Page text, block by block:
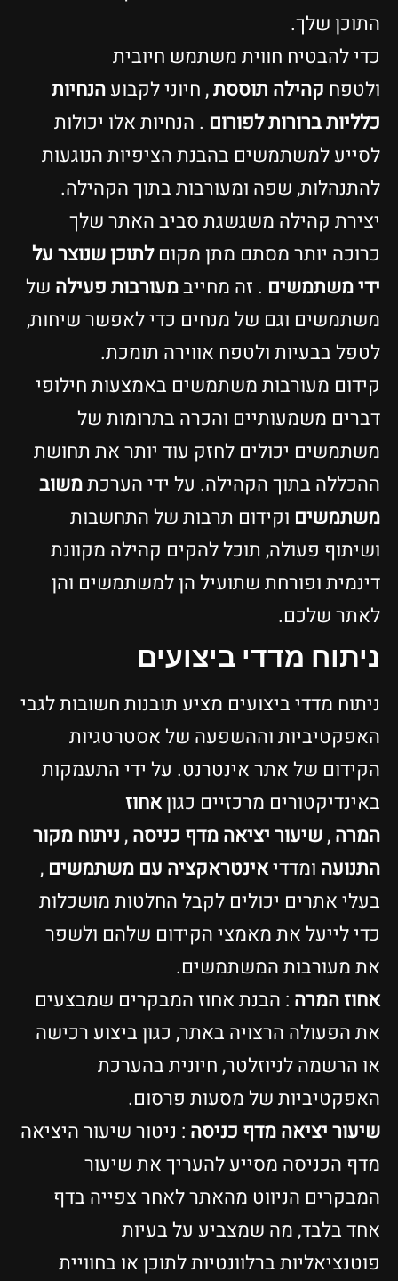
התוכן שלך.
כדי להבטיח חווית משתמש חיובית
ולטפח קהילה תוססת, חיוני לקבועהנחיות
כלליות ברורות לפורום . הנחיות אלו יכולות
לסייע למשתמשים בהבנת הציפיות הנוגעות
להתנהלות, שפה ומעורבות בתוך הקהילה.
יצירת קהילה משגשגת סביב האתר שלך
כרוכה יותר מסתם מתן מקוםלתוכן שנוצר על
ידי משתמשים . זה מחייבמעורבות פעילה של
משתמשים וגם של מנחים כדי לאפשר שיחות,
לטפל בבעיות ולטפח אווירה תומכת.
קידום מעורבות משתמשים באמצעות חילופי
דברים משמעותיים והכרה בתרומות של
משתמשים יכולים לחזק עוד יותר את תחושת
ההכללה בתוך הקהילה. על ידי הערכתמשוב
משתמשים וקידום תרבות של התחשבות
ושיתוף פעולה, תוכל להקים קהילה מקוונת
דינמית ופורחת שתועיל הן למשתמשים והן
לאתר שלכם.
ניתוח מדדי ביצועים
ניתוח מדדי ביצועים מציע תובנות חשובות לגבי
האפקטיביות וההשפעה של אסטרטגיות
הקידום של אתר אינטרנט. על ידי התעמקות
באינדיקטורים מרכזיים כגוןאחוז
המרה,שיעור יציאה מדף כניסה,ניתוח מקור
התנועה ומדדיאינטראקציה עם משתמשים ,
בעלי אתרים יכולים לקבל החלטות מושכלות
כדי לייעל את מאמצי הקידום שלהם ולשפר
את מעורבות המשתמשים.
אחוז המרה : הבנת אחוז המבקרים שמבצעים
את הפעולה הרצויה באתר, כגון ביצוע רכישה
או הרשמה לניוזלטר, חיונית בהערכת
האפקטיביות של מסעות פרסום.
שיעור יציאה מדף כניסה : ניטור שיעור היציאה
מדף הכניסה מסייע להעריך את שיעור
המבקרים הניווט מהאתר לאחר צפייה בדף
אחד בלבד, מה שמצביע על בעיות
פוטנציאליות ברלוונטיות לתוכן או בחוויית